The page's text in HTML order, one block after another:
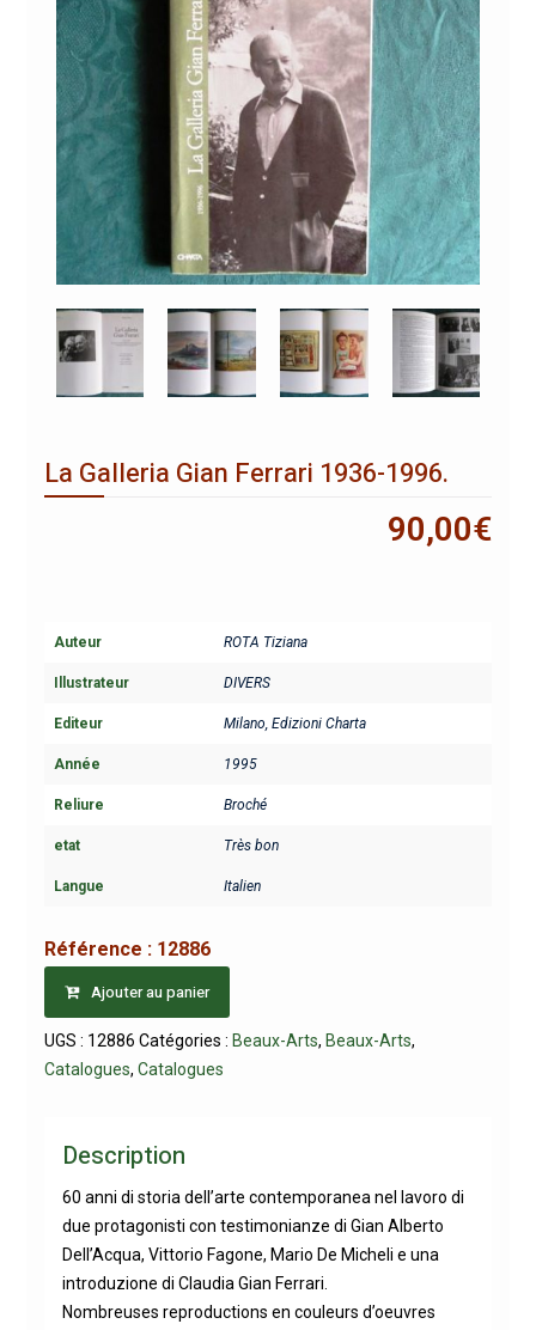
La Galleria Gian Ferrari 1936-1996.
90,00€
Auteur ROTA Tiziana
Illustrateur DIVERS
Editeur Milano, Edizioni Charta
Année 1995
Reliure Broché
etat Très bon
Langue Italien
Référence : 12886
Ajouter au panier
UGS : 12886 Catégories : Beaux-Arts, Beaux-Arts,
Catalogues, Catalogues
Description
60 anni di storia dell’arte contemporanea nel lavoro di
due protagonisti con testimonianze di Gian Alberto
Dell’Acqua, Vittorio Fagone, Mario De Micheli e una
introduzione di Claudia Gian Ferrari.
Nombreuses reproductions en couleurs d’oeuvres